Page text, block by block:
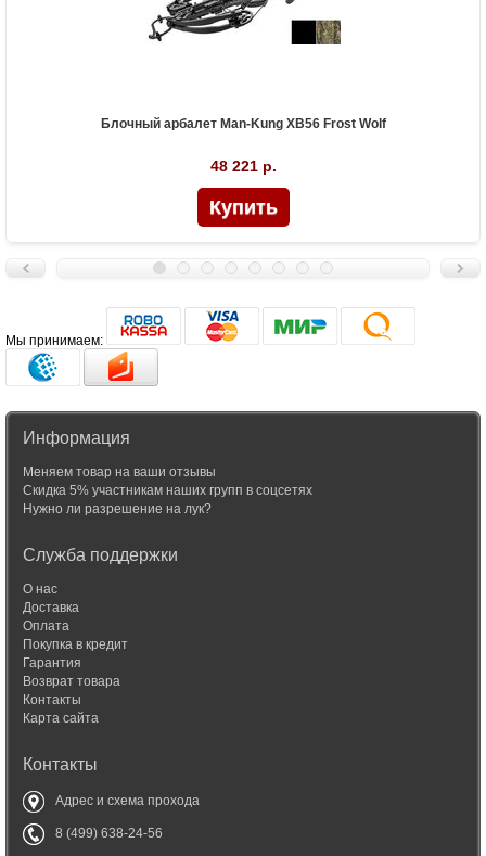
Блочный арбалет Man-Kung XB56 Frost Wolf
48 221 р.
Мы принимаем:
Информация
Меняем товар на ваши отзывы
Скидка 5% участникам наших групп в соцсетях
Нужно ли разрешение на лук?
Служба поддержки
О нас
Доставка
Оплата
Покупка в кредит
Гарантия
Возврат товара
Контакты
Карта сайта
Контакты
Адрес и схема прохода
8 (499) 638-24-56